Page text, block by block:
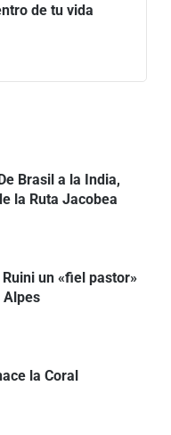
de tu vida
Brasil a la India,
la Ruta Jacobea
un «fiel pastor»
Alpes
la Coral